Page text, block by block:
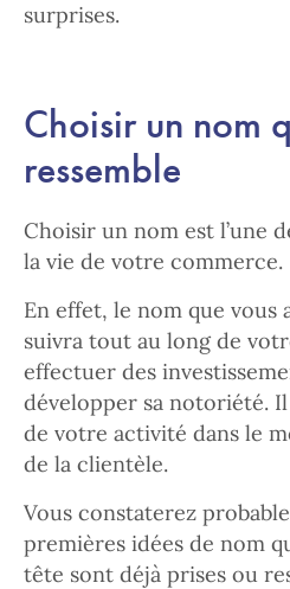
surprises.
Choisir un nom
ressemble
Choisir un nom est l’une
la vie de votre commerce.
En effet, le nom que vous
suivra tout au long de
effectuer des
développer sa notoriété.
de votre activité dans le
de la clientèle.
Vous constaterez
premières idées de nom
tête sont déjà prises ou